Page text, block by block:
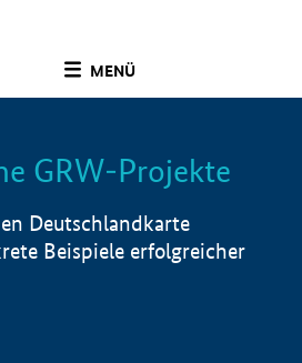
MENÜ
Info
GRW-Projekte
Deutschlandkarte
Beispiele erfolgreicher